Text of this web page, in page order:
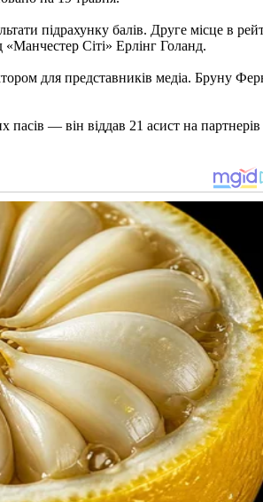
підрахунку балів. Друге місце в
Сіті» Ерлінг Голанд.
для представників медіа. Бруну
пасів — він віддав 21 асист на